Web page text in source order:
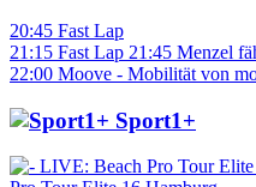
20:45 Fast Lap
21:15 Fast Lap 21:45 Menzel
22:00 Moove - Mobilität von
Sport1+